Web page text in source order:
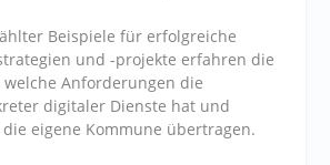
Beispiele für erfolgreiche
und -projekte erfahren die
Anforderungen die
digitaler Dienste hat und
eigene Kommune übertragen.